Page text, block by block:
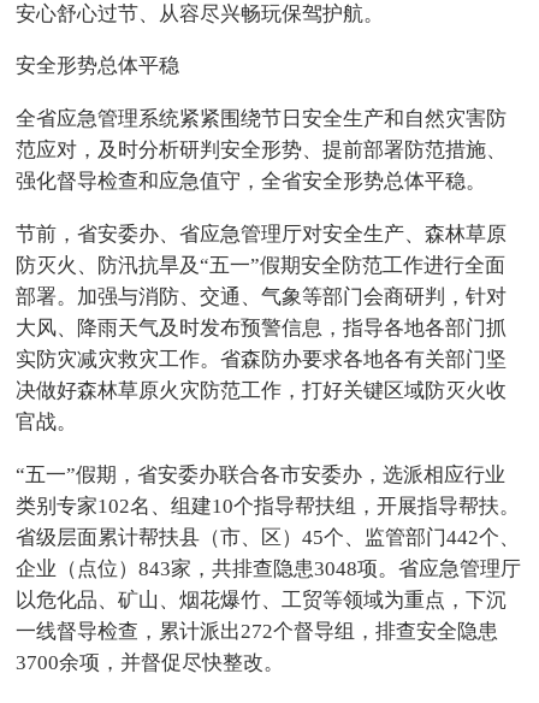
安心舒心过节、从容尽兴畅玩保驾护航。
安全形势总体平稳
全省应急管理系统紧紧围绕节日安全生产和自然灾害防
范应对，及时分析研判安全形势、提前部署防范措施、
强化督导检查和应急值守，全省安全形势总体平稳。
节前，省安委办、省应急管理厅对安全生产、森林草原
防灭火、防汛抗旱及“五一”假期安全防范工作进行全面
部署。加强与消防、交通、气象等部门会商研判，针对
大风、降雨天气及时发布预警信息，指导各地各部门抓
实防灾减灾救灾工作。省森防办要求各地各有关部门坚
决做好森林草原火灾防范工作，打好关键区域防灭火收
官战。
“五一”假期，省安委办联合各市安委办，选派相应行业
类别专家102名、组建10个指导帮扶组，开展指导帮扶。
省级层面累计帮扶县（市、区）45个、监管部门442个、
企业（点位）843家，共排查隐患3048项。省应急管理厅
以危化品、矿山、烟花爆竹、工贸等领域为重点，下沉
一线督导检查，累计派出272个督导组，排查安全隐患
3700余项，并督促尽快整改。